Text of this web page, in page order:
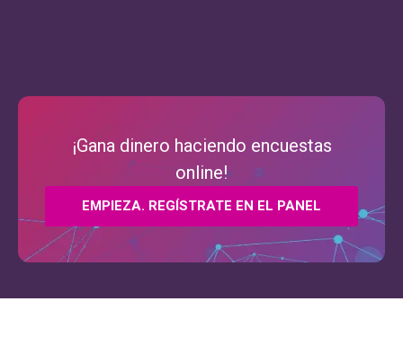
¡Gana dinero haciendo encuestas
online!
EMPIEZA. REGÍSTRATE EN EL PANEL